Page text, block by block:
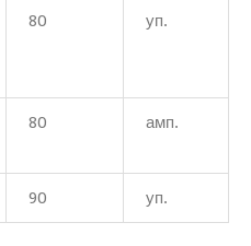
80 уп.
80 амп.
90 уп.